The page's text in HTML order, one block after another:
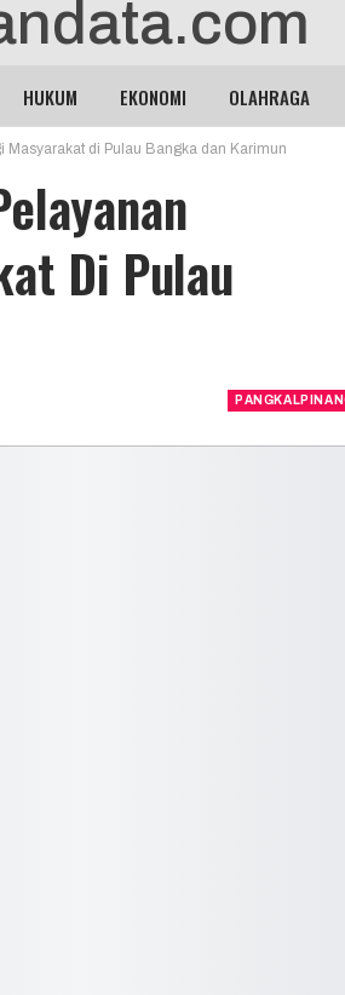
HUKUM EKONOMI OLAHRAGA
PEMBERITAAN MEDIA SIBER
di Pulau Bangka dan Karimun
Di Pulau